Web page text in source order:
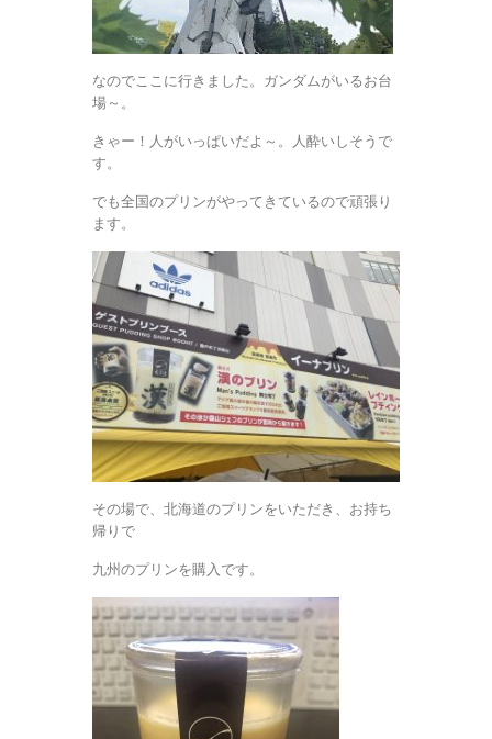
なのでここに行きました。ガンダムがいるお台
場～。
きゃー！人がいっぱいだよ～。人酔いしそうで
す。
でも全国のプリンがやってきているので頑張り
ます。
その場で、北海道のプリンをいただき、お持ち
帰りで
九州のプリンを購入です。